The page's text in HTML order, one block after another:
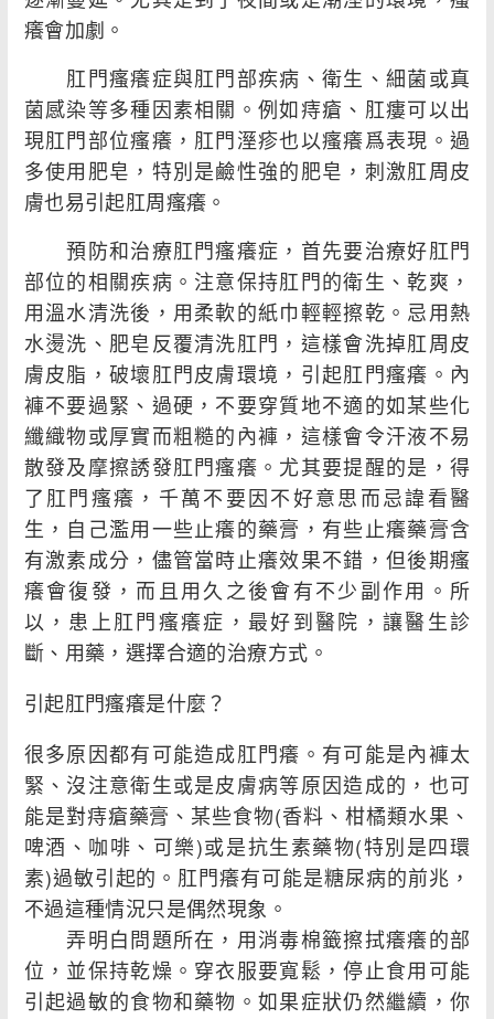
癢會加劇。
肛門瘙癢症與肛門部疾病、衛生、細菌或真
菌感染等多種因素相關。例如痔瘡、肛瘻可以出
現肛門部位瘙癢，肛門溼疹也以瘙癢爲表現。過
多使用肥皂，特別是鹼性強的肥皂，刺激肛周皮
膚也易引起肛周瘙癢。
預防和治療肛門瘙癢症，首先要治療好肛門
部位的相關疾病。注意保持肛門的衛生、乾爽，
用溫水清洗後，用柔軟的紙巾輕輕擦乾。忌用熱
水燙洗、肥皂反覆清洗肛門，這樣會洗掉肛周皮
膚皮脂，破壞肛門皮膚環境，引起肛門瘙癢。內
褲不要過緊、過硬，不要穿質地不適的如某些化
纖織物或厚實而粗糙的內褲，這樣會令汗液不易
散發及摩擦誘發肛門瘙癢。尤其要提醒的是，得
了肛門瘙癢，千萬不要因不好意思而忌諱看醫
生，自己濫用一些止癢的藥膏，有些止癢藥膏含
有激素成分，儘管當時止癢效果不錯，但後期瘙
癢會復發，而且用久之後會有不少副作用。所
以，患上肛門瘙癢症，最好到醫院，讓醫生診
斷、用藥，選擇合適的治療方式。
引起肛門瘙癢是什麼？
很多原因都有可能造成肛門癢。有可能是內褲太
緊、沒注意衛生或是皮膚病等原因造成的，也可
能是對痔瘡藥膏、某些食物(香料、柑橘類水果、
啤酒、咖啡、可樂)或是抗生素藥物(特別是四環
素)過敏引起的。肛門癢有可能是糖尿病的前兆，
不過這種情況只是偶然現象。
弄明白問題所在，用消毒棉籤擦拭癢癢的部
位，並保持乾燥。穿衣服要寬鬆，停止食用可能
引起過敏的食物和藥物。如果症狀仍然繼續，你